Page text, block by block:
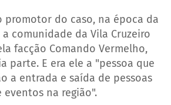
promotor do caso, na época da
comunidade da Vila Cruzeiro
facção Comando Vermelho,
parte. E era ele a "pessoa que
a entrada e saída de pessoas
eventos na região".